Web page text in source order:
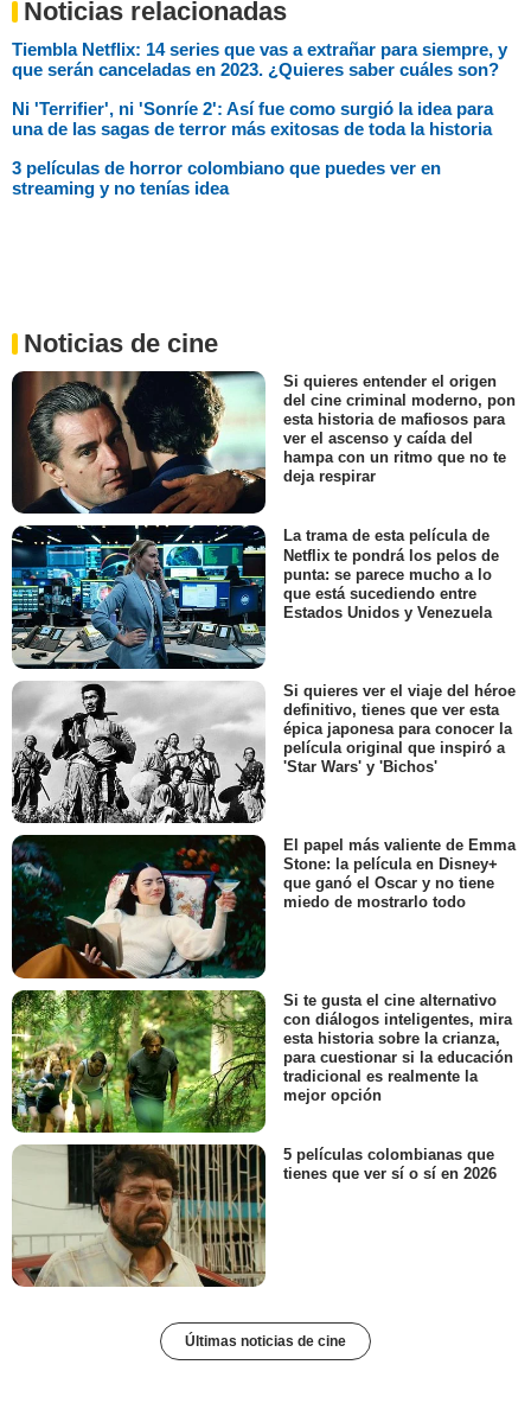
Noticias relacionadas
Tiembla Netflix: 14 series que vas a extrañar para siempre, y
que serán canceladas en 2023. ¿Quieres saber cuáles son?
Ni 'Terrifier', ni 'Sonríe 2': Así fue como surgió la idea para
una de las sagas de terror más exitosas de toda la historia
3 películas de horror colombiano que puedes ver en
streaming y no tenías idea
Noticias de cine
Si quieres entender el origen
del cine criminal moderno, pon
esta historia de mafiosos para
ver el ascenso y caída del
hampa con un ritmo que no te
deja respirar
La trama de esta película de
Netflix te pondrá los pelos de
punta: se parece mucho a lo
que está sucediendo entre
Estados Unidos y Venezuela
Si quieres ver el viaje del héroe
definitivo, tienes que ver esta
épica japonesa para conocer la
película original que inspiró a
'Star Wars' y 'Bichos'
El papel más valiente de Emma
Stone: la película en Disney+
que ganó el Oscar y no tiene
miedo de mostrarlo todo
Si te gusta el cine alternativo
con diálogos inteligentes, mira
esta historia sobre la crianza,
para cuestionar si la educación
tradicional es realmente la
mejor opción
5 películas colombianas que
tienes que ver sí o sí en 2026
Últimas noticias de cine